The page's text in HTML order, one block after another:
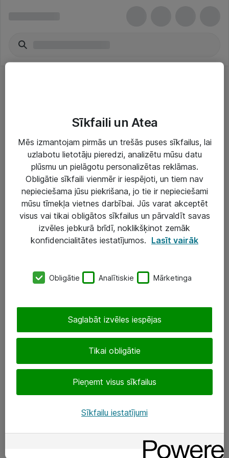
Risinājumi & Pakalpojumi
IT serviss un atbalsts
IT infrastruktūra
Darba vietu IT risinājumi
SIA „ATEA”
+(371) 67 81 90 50
eShop@atea.lv
Sekojiet mums
Sīkfaili un Atea
Mēs izmantojam pirmās un trešās puses sīkfailus, lai
uzlabotu lietotāju pieredzi, analizētu mūsu datu
plūsmu un pielāgotu personalizētas reklāmas.
Obligātie sīkfaili vienmēr ir iespējoti, un tiem nav
nepieciešama jūsu piekrišana, jo tie ir nepieciešami
mūsu tīmekļa vietnes darbībai. Jūs varat akceptēt
visus vai tikai obligātos sīkfailus un pārvaldīt savas
izvēles jebkurā brīdī, noklikšķinot zemāk
konfidencialitātes iestatījumos. Lasīt vairāk
Obligātie Analītiskie Mārketinga
Tikai obligātie
Pieņemt visus sīkfailus
Saglabāt izvēles iespējas
Sīkfailu iestatījumi